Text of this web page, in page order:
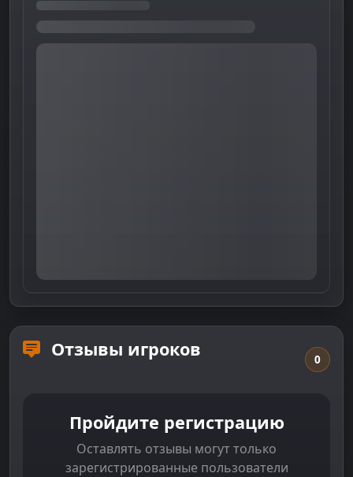
Отзывы игроков 0
Пройдите регистрацию
Оставлять отзывы могут только
зарегистрированные пользователи